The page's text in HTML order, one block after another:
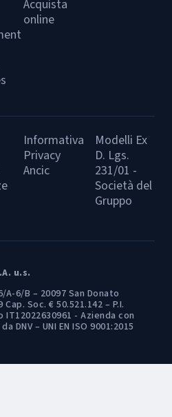
Acquista
online
Informativa
Privacy
Ancic
Modelli Ex
D. Lgs.
231/01 -
Società del
Gruppo
u.s.
A-6/B – 20097 San Donato
Soc. € 50.521.142 – P.I.
IT12022630961 - Azienda con
– UNI EN ISO 9001:2015